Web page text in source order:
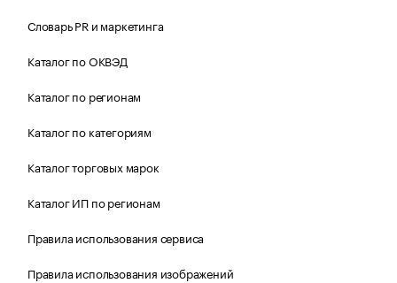
Словарь PR и маркетинга
Каталог по ОКВЭД
Каталог по регионам
Каталог по категориям
Каталог торговых марок
Каталог ИП по регионам
Правила использования сервиса
Правила использования изображений